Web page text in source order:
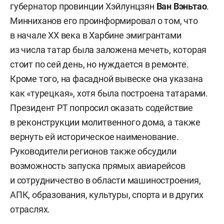
губернатор провинции Хэйлунцзян Ван Вэньтао.
Минниханов его проинформировал о том, что
в начале XX века в Харбине эмигрантами
из числа татар была заложена мечеть, которая
стоит по сей день, но нуждается в ремонте.
Кроме того, на фасадной вывеске она указана
как «турецкая», хотя была построена татарами.
Президент РТ попросил оказать содействие
в реконструкции молитвенного дома, а также
вернуть ей историческое наименование.
Руководители регионов также обсудили
возможность запуска прямых авиарейсов
и сотрудничество в области машиностроения,
АПК, образования, культуры, спорта и в других
отраслях.